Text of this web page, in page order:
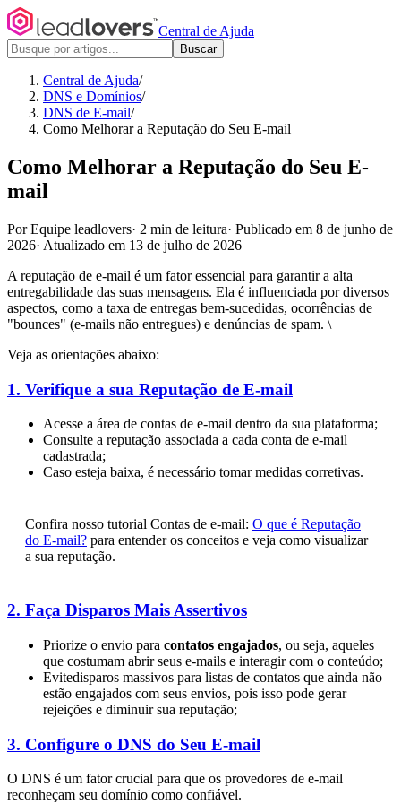
Central de Ajuda
Buscar
Central de Ajuda/
DNS e Domínios/
DNS de E-mail/
Como Melhorar a Reputação do Seu E-mail
Como Melhorar a Reputação do Seu E-
mail
Por Equipe leadlovers· 2 min de leitura· Publicado em 8 de junho de
2026· Atualizado em 13 de julho de 2026
A reputação de e-mail é um fator essencial para garantir a alta
entregabilidade das suas mensagens. Ela é influenciada por diversos
aspectos, como a taxa de entregas bem-sucedidas, ocorrências de
"bounces" (e-mails não entregues) e denúncias de spam. \
Veja as orientações abaixo:
1. Verifique a sua Reputação de E-mail
Acesse a área de contas de e-mail dentro da sua plataforma;
Consulte a reputação associada a cada conta de e-mail
cadastrada;
Caso esteja baixa, é necessário tomar medidas corretivas.
Confira nosso tutorial Contas de e-mail: O que é Reputação
do E-mail? para entender os conceitos e veja como visualizar
a sua reputação.
2. Faça Disparos Mais Assertivos
Priorize o envio para contatos engajados, ou seja, aqueles
que costumam abrir seus e-mails e interagir com o conteúdo;
Evitedisparos massivos para listas de contatos que ainda não
estão engajados com seus envios, pois isso pode gerar
rejeições e diminuir sua reputação;
3. Configure o DNS do Seu E-mail
O DNS é um fator crucial para que os provedores de e-mail
reconheçam seu domínio como confiável.